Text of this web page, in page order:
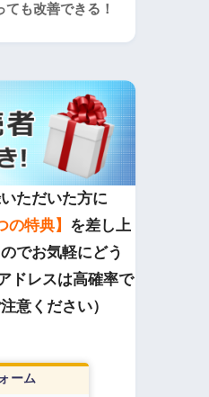
も改善できる！
ただいた方に
の特典】 を差し上
でお気軽にどう
ドレスは高確率で
意ください）
ーム